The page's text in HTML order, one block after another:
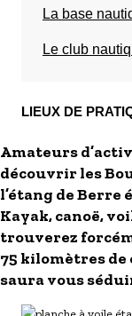
La base
Le club
LIEUX DE
Amateurs
découvrir les
l’étang de Berre
Kayak, canoë,
trouverez
75 kilomètres de
saura vous